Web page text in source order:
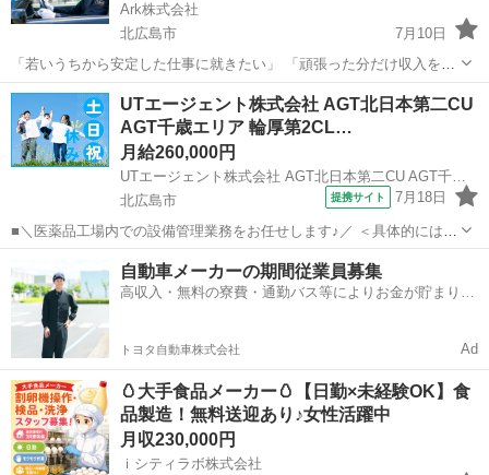
Ark株式会社
北広島市
7月10日
「若いうちから安定した仕事に就きたい」 「頑張った分だけ収入を伸
ばしたい」 そんな方におすすめのタクシードライバー募集です！ 未経
験からスタートした若手ドライバーも活躍中◎ 運転技術や接客方法
は、入社後の研修で基...
北海道 北広島市 ドライバー 未経験
UTエージェント株式会社 AGT北日本第二CU
AGT千歳エリア 輪厚第2CL…
月給260,000円
UTエージェント株式会社 AGT北日本第二CU AGT千歳エリア 輪厚第2CL 《AUYN1C》
北広島市
提携サイト 7月18日
■＼医薬品工場内での設備管理業務をお任せします♪／ ＜具体的には…
＞ ◆ユーティリティ設備(電気、水、蒸気、冷温水等)の運転、 監視、
保全、補修 ◆水全般(上水、井水、冷却水等)の供給、 排水に関わる設
備の運転、保守管...
北広島市 マンション管理
自動車メーカーの期間従業員募集
高収入・無料の寮費・通勤バス等によりお金が貯まりや
トヨタ自動車株式会社 Ad
🥚大手食品メーカー🥚【日勤×未経験OK】食
品製造！無料送迎あり♪女性活躍中
月収230,000円
ｉシティラボ株式会社